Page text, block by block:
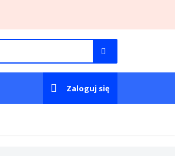
Zaloguj się